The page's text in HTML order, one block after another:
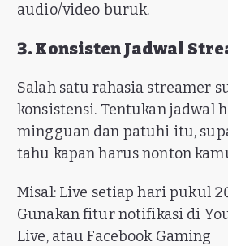
audio/video buruk.
3. Konsisten Jadwal
Salah satu rahasia streamer
konsistensi. Tentukan jadwal
mingguan dan patuhi itu,
tahu kapan harus nonton
Misal: Live setiap hari pukul
Gunakan fitur notifikasi di
Live, atau Facebook Gaming